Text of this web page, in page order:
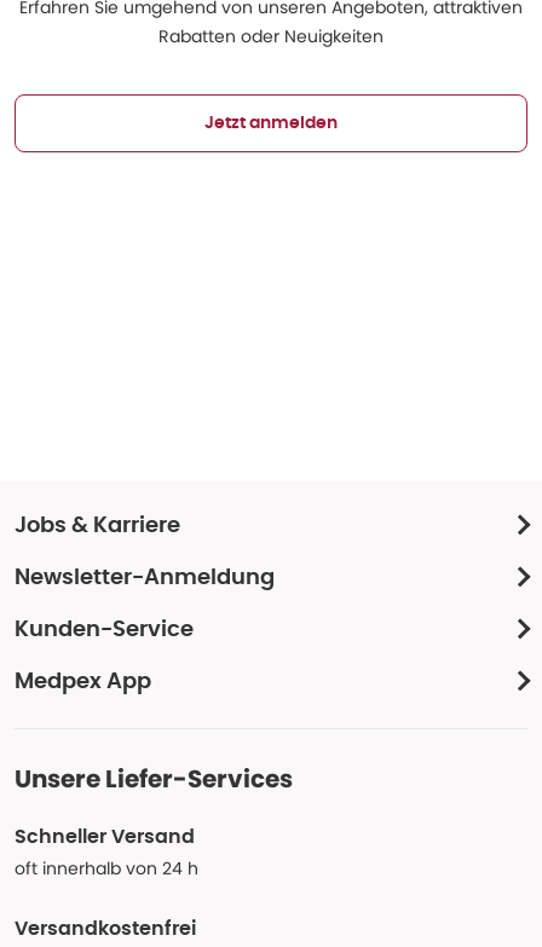
Erfahren Sie umgehend von unseren Angeboten, attraktiven
Rabatten oder Neuigkeiten
Jetzt anmelden
Jobs & Karriere
Newsletter-Anmeldung
Kunden-Service
Medpex App
Unsere Liefer-Services
Schneller Versand
oft innerhalb von 24 h
Versandkostenfrei